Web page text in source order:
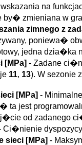
na
zmieniana w
zimnego z
poniewa�
jedna dzia�ka
[MPa] - Zadane
11, 13). W sezonie
[MPa] -
ta jest
od zadanego
Ci�nienie
sieci [MPa] -